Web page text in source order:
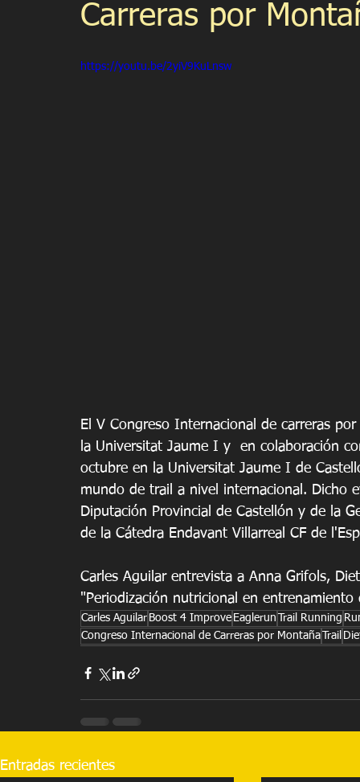
Carreras por
https://youtu.be/2yiV9KuLnsw
El V Congreso Internacional de carreras
la Universitat Jaume I y  en colaboración
octubre en la Universitat Jaume I de
mundo de trail a nivel internacional. Dicho
Diputación Provincial de Castellón y de la
de la Cátedra Endavant Villarreal CF de
Carles Aguilar entrevista a Anna Grifols,
"Periodización nutricional en entrenamiento
Carles Aguilar Boost 4 Improve Eaglerun Trail Running
Congreso Internacional de Carreras por Montaña
Trail
Entradas recientes